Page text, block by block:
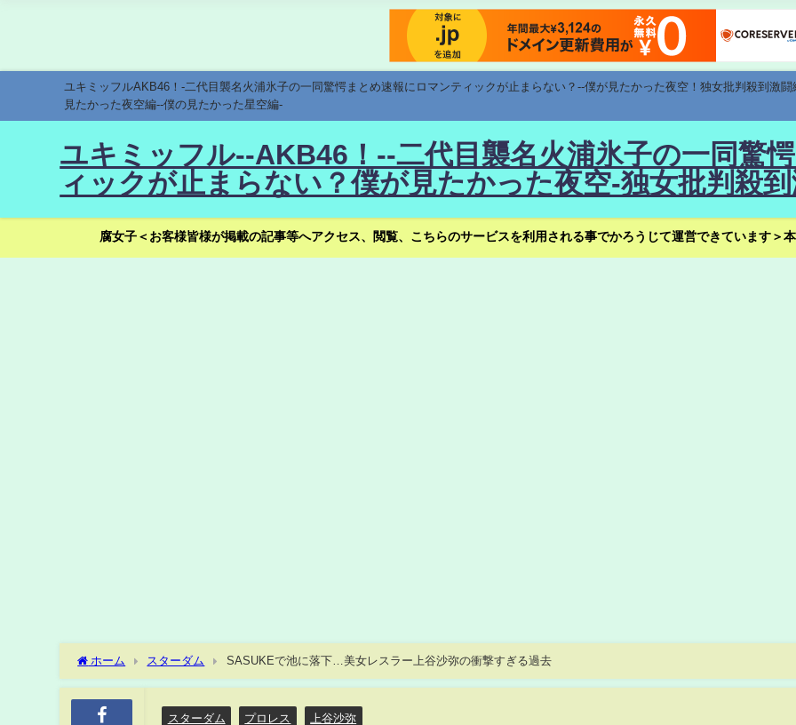
ユキミッフルAKB46！-二代目襲名火浦氷子の一同驚愕まとめ速報にロマンティックが止まらない？--僕が見たかった夜空！独女批判殺到激
見たかった夜空編--僕の見たかった星空編-
ユキミッフル--AKB46！--二代目襲名火浦氷子の一同驚
ィックが止まらない？僕が見たかった夜空-独女批判殺
腐女子＜お客様皆様が掲載の記事等へアクセス、閲覧、こちらのサービスを利用される事でかろうじて運営できています＞
ホーム スターダム SASUKEで池に落下…美女レスラー上谷沙弥の衝撃すぎる過去
スターダム プロレス 上谷沙弥